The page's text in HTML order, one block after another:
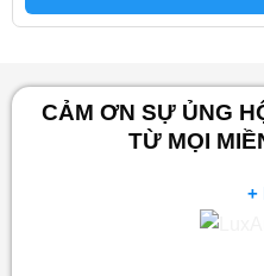
CẢM ƠN SỰ ỦNG
TỪ MỌI
+